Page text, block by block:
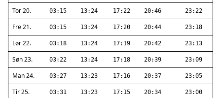
Tor 20. 03:15 13:24 17:22 20:46 23:22
Fre 21. 03:15 13:24 17:20 20:44 23:18
Lør 22. 03:18 13:24 17:19 20:42 23:13
Søn 23. 03:22 13:24 17:18 20:39 23:09
Man 24. 03:27 13:23 17:16 20:37 23:05
Tir 25. 03:31 13:23 17:15 20:34 23:00